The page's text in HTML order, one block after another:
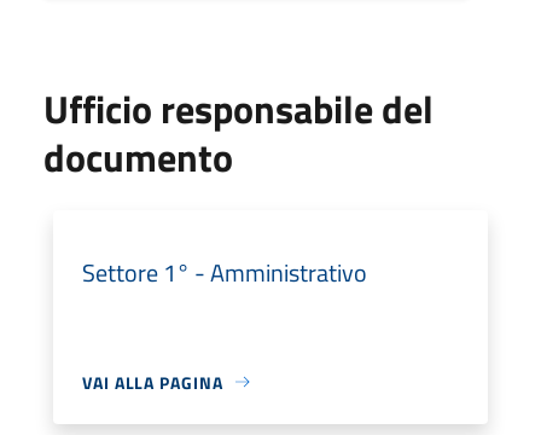
Ufficio responsabile del
documento
Settore 1° - Amministrativo
VAI ALLA PAGINA